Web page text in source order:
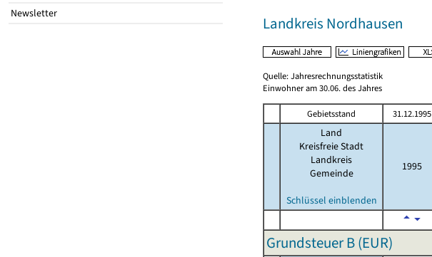
Newsletter
Landkreis Nordhausen
Quelle: Jahresrechnungsstatistik
Einwohner am 30.06. des Jahres
Gebietsstand 31.12.1995
Land
Kreisfreie Stadt
Landkreis
Gemeinde
Schlüssel einblenden
1995
Grundsteuer B (EUR)